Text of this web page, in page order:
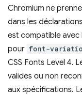
Chromium ne
dans les déclarations
est compatible avec
pour font-
CSS Fonts Level 4.
valides ou non
aux spécifications.